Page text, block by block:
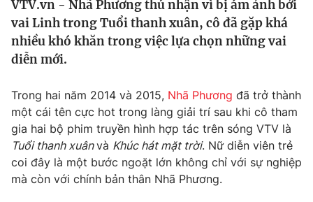
Thế giới
Tin tức
Thế giới đó đây
Câu chuyện quốc tế
Kinh tế
Thị trường
Góc doanh nghiệp
Dữ liệu và đời sống
Truyền hình
Phim VTV
Hậu trường
Giải trí
VTV.vn - Nhã Phương thú nhận vì bị ám ảnh bởi
vai Linh trong Tuổi thanh xuân, cô đã gặp khá
nhiều khó khăn trong việc lựa chọn những vai
diễn mới.
Trong hai năm 2014 và 2015, Nhã Phương đã trở thành
một cái tên cực hot trong làng giải trí sau khi cô tham
gia hai bộ phim truyền hình hợp tác trên sóng VTV là
Tuổi thanh xuânvà Khúc hát mặt trời. Nữ diễn viên trẻ
coi đây là một bước ngoặt lớn không chỉ với sự nghiệp
mà còn với chính bản thân Nhã Phương.